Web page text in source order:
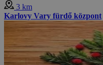
3 km
Karlovy Vary fürdő központ